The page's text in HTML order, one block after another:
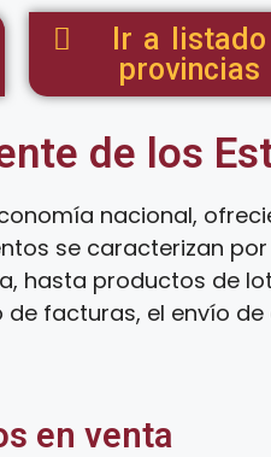
Ir a listado
provincias
de los
nacional,
se caracterizan
hasta productos de
facturas, el envío
en venta